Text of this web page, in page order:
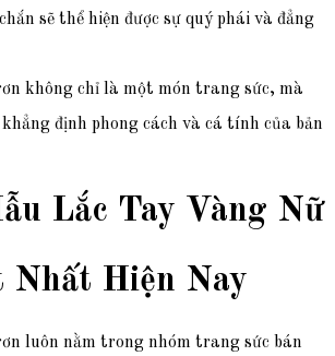
sẽ thể hiện được sự quý phái và đẳng
không chỉ là một món trang sức, mà
định phong cách và cá tính của bản
Lắc Tay Vàng Nữ
Nhất Hiện Nay
luôn nằm trong nhóm trang sức bán